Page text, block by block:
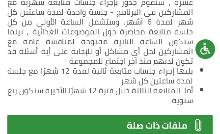
المشاركين في البرنامج - جلسة واحدة لمدة ساعتين كل
شهر لمدة 6 أشهر. وستشمل الساعة الأولى من كل
جلسة متابعة محاضرة حول الموضوعات الغذائية ، بينما
ستكون الساعة الثانية مفتوحة لمناقشة عامة مع
المشاركين لحل أي مشاكل أو للإجابة على أية أسئلة قد
تكون لديهم منذ آخر اجتماع للمجموعة
يليها إجراء جلسات متابعة ثانية لمدة 12 شهرًا مع جلسة
لمدة ساعتين كل شهر
أما المتابعة الثالثة خلال فترة 12 شهرًا الأخيرة ستكون ربع
سنوية
ملفات ذات صلة